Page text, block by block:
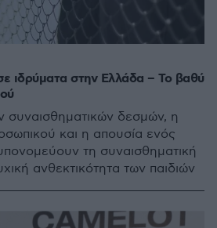
ιδρύματα στην Ελλάδα – Το βαθύ
συναισθηματικών δεσμών, η
και η απουσία ενός
τη συναισθηματική
ανθεκτικότητα των παιδιών